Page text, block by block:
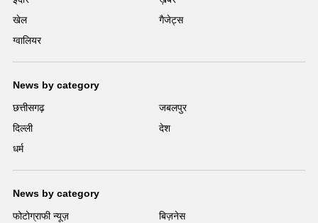
खेल
गैजेट्स
ग्वालियर
News by category
छत्तीसगढ़
जबलपुर
दिल्ली
देश
धर्म
News by category
फोटोग्राफी न्यूज़
बिज़नेस